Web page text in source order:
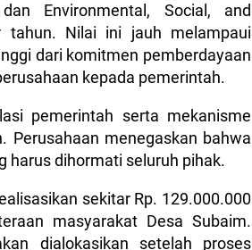
Environmental, Social, and
tahun. Nilai ini jauh melampaui
dari komitmen pemberdayaan
kepada pemerintah.
pemerintah serta mekanisme
Perusahaan menegaskan bahwa
harus dihormati seluruh pihak.
sekitar Rp. 129.000.000
masyarakat Desa Subaim.
dialokasikan setelah proses